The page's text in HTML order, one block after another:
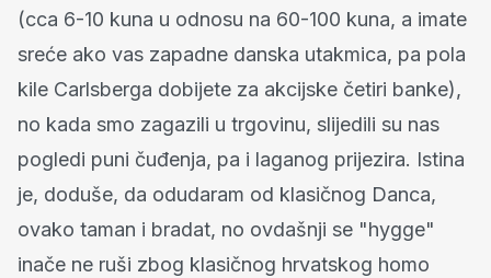
(cca 6-10 kuna u odnosu na 60-100 kuna, a imate
sreće ako vas zapadne danska utakmica, pa pola
kile Carlsberga dobijete za akcijske četiri banke),
no kada smo zagazili u trgovinu, slijedili su nas
pogledi puni čuđenja, pa i laganog prijezira. Istina
je, doduše, da odudaram od klasičnog Danca,
ovako taman i bradat, no ovdašnji se "hygge"
inače ne ruši zbog klasičnog hrvatskog homo